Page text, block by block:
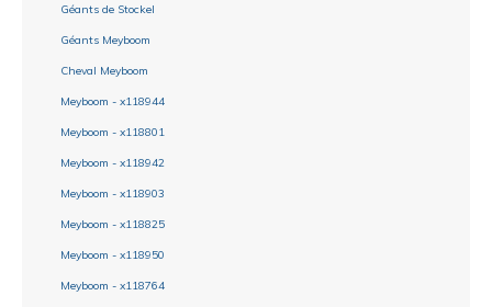
Géants de Stockel
Géants Meyboom
Cheval Meyboom
Meyboom - x118944
Meyboom - x118801
Meyboom - x118942
Meyboom - x118903
Meyboom - x118825
Meyboom - x118950
Meyboom - x118764